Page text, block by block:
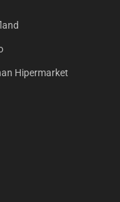
Hipermarket